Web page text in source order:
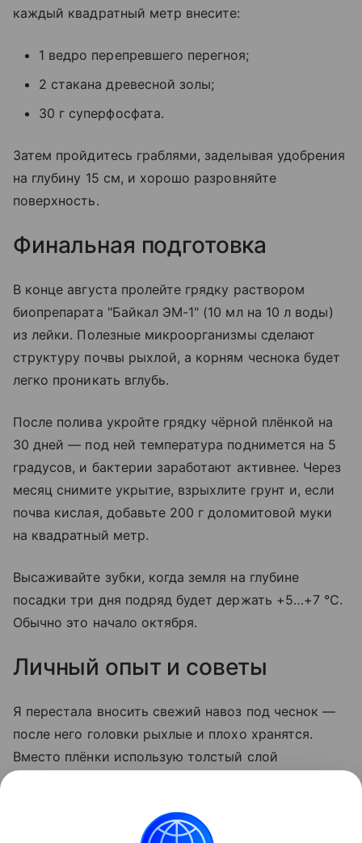
каждый квадратный метр внесите:
1 ведро перепревшего перегноя;
2 стакана древесной золы;
30 г суперфосфата.
Затем пройдитесь граблями, заделывая удобрения
на глубину 15 см, и хорошо разровняйте
поверхность.
Финальная подготовка
В конце августа пролейте грядку раствором
биопрепарата "Байкал ЭМ-1" (10 мл на 10 л воды)
из лейки. Полезные микроорганизмы сделают
структуру почвы рыхлой, а корням чеснока будет
легко проникать вглубь.
После полива укройте грядку чёрной плёнкой на
30 дней — под ней температура поднимется на 5
градусов, и бактерии заработают активнее. Через
месяц снимите укрытие, взрыхлите грунт и, если
почва кислая, добавьте 200 г доломитовой муки
на квадратный метр.
Высаживайте зубки, когда земля на глубине
посадки три дня подряд будет держать +5…+7 °C.
Обычно это начало октября.
Личный опыт и советы
Я перестала вносить свежий навоз под чеснок —
после него головки рыхлые и плохо хранятся.
Вместо плёнки использую толстый слой
лакмусовой бумажкой — на кислых грядках